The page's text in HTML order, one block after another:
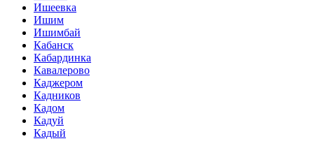
Ишеевка
Ишим
Ишимбай
Кабанск
Кабардинка
Кавалерово
Каджером
Кадников
Кадом
Кадуй
Кадый